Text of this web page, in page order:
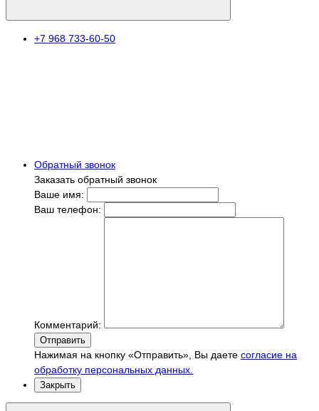
+7 968 733-60-50
Обратный звонок
Заказать обратный звонок
Ваше имя:
Ваш телефон:
Комментарий:
Отправить
Нажимая на кнопку «Отправить», Вы даете согласие на
обработку персональных данных.
Закрыть